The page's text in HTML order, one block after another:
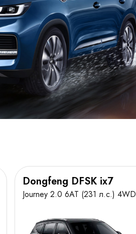
Dongfeng DFSK ix7
Journey 2.0 6AT (231 л.с.) 4WD